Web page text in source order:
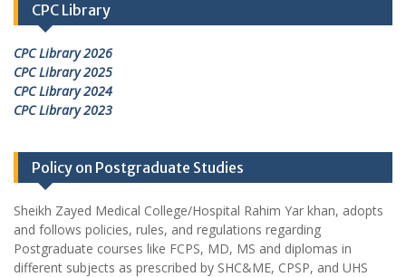
CPC Library
CPC Library 2026
CPC Library 2025
CPC Library 2024
CPC Library 2023
Policy on Postgraduate Studies
Sheikh Zayed Medical College/Hospital Rahim Yar khan, adopts
and follows policies, rules, and regulations regarding
Postgraduate courses like FCPS, MD, MS and diplomas in
different subjects as prescribed by SHC&ME, CPSP, and UHS